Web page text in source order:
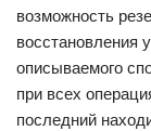
возможность
восстановления
описываемого
при всех
последний